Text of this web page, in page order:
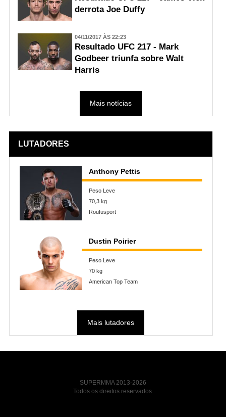
derrota Joe Duffy
04/11/2017 ÀS 22:23
Resultado UFC 217 - Mark
Godbeer triunfa sobre Walt
Harris
Mais notícias
LUTADORES
Anthony Pettis
Peso Leve
70,3 kg
Roufusport
Dustin Poirier
Peso Leve
70 kg
American Top Team
Mais lutadores
SUPERMMA 2013-2026
Todos os direitos reservados.